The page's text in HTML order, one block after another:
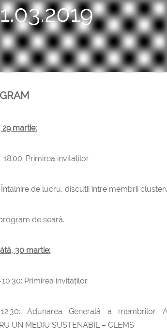
29 martie:
18.00: Primirea invitaților
Întalnire de lucru, discuții între membrii
de seară.
30 martie:
Primirea invitaților
12.30: Adunarea Generală a membrilor
UN MEDIU SUSTENABIL – CLEMS